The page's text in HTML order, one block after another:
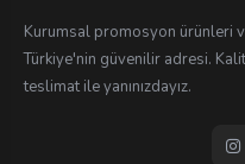
Kurumsal promosyon ürünleri
Türkiye'nin güvenilir adresi.
teslimat ile yanınızdayız.